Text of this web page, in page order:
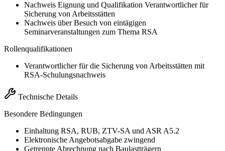
Nachweis Eignung und Qualifikation Verantwortlicher für
Sicherung von Arbeitsstätten
Nachweis über Besuch von eintägigen
Seminarveranstaltungen zum Thema RSA
Rollenqualifikationen
Verantwortlicher für die Sicherung von Arbeitsstätten mit
RSA-Schulungsnachweis
Technische Details
Besondere Bedingungen
Einhaltung RSA, RUB, ZTV-SA und ASR A5.2
Elektronische Angebotsabgabe zwingend
Getrennte Abrechnung nach Baulastträgern